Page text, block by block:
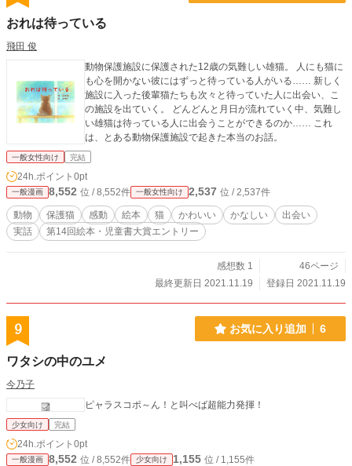
おれは待っている
飛田 俊
動物保護施設に保護された12歳の気難しい雄猫。 人にも猫に
も心を開かない彼にはずっと待っている人がいる…… 新しく
施設に入った後輩猫たちも次々と待っていた人に出会い、こ
の施設を出ていく。 どんどんと月日が流れていく中、気難し
い雄猫は待っている人に出会うことができるのか…… これ
は、とある動物保護施設で起きた本当のお話。
一般女性向け 完結
24h.ポイント 0pt
一般漫画 8,552 位 / 8,552件 一般女性向け 2,537 位 / 2,537件
動物 保護猫 感動 絵本 猫 かわいい かなしい
出会い
実話
第14回絵本・児童書大賞エントリー
感想数 1
46ページ
最終更新日 2021.11.19
登録日 2021.11.19
9 お気に入り追加 6
ワタシの中のユメ
今乃子
ピャラスコポ～ん！と叫べば超能力発揮！
少女向け 完結
24h.ポイント 0pt
一般漫画 8,552 位 / 8,552件 少女向け 1,155 位 / 1,155件